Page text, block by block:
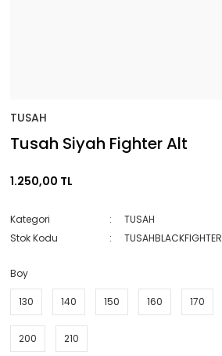
TUSAH
Tusah Siyah Fighter Alt
1.250,00 TL
Kategori
TUSAH
Stok Kodu
TUSAHBLACKFIGHTER
Boy
130 140 150 160 170
200 210